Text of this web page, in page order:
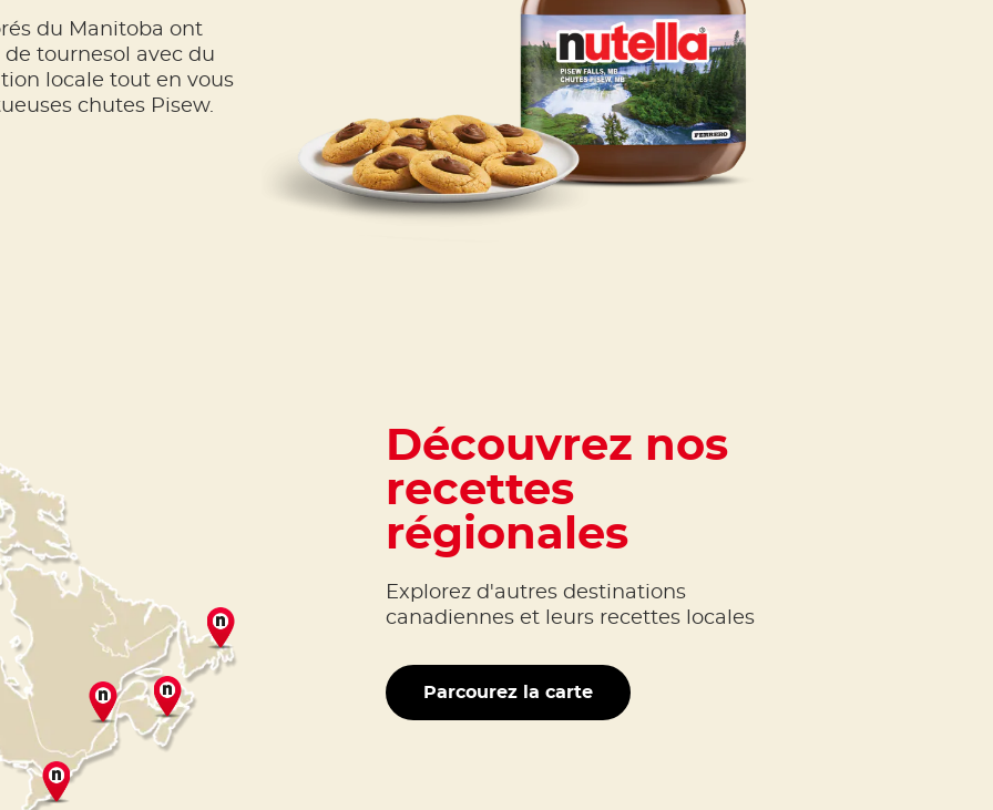
du Manitoba ont
tournesol avec du
locale tout en vous
chutes Pisew.
Découvrez nos
recettes
régionales
Explorez d'autres destinations
canadiennes et leurs recettes locales
Parcourez la carte